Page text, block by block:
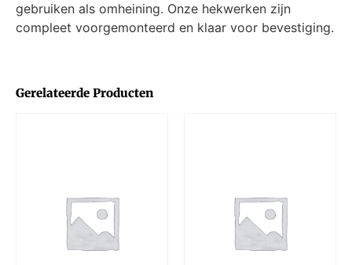
Gerelateerde Producten
gebruiken als omheining. Onze hekwerken zijn
compleet voorgemonteerd en klaar voor bevestiging.